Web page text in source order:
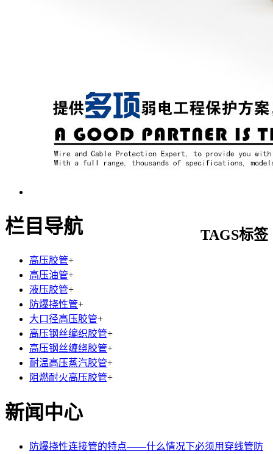
TAGS标签
栏目导航
高压胶管+
高压油管+
液压胶管+
防爆挠性管+
大口径高压胶管+
高压钢丝编织胶管+
高压钢丝缠绕胶管+
耐温高压蒸汽胶管+
阻燃耐火高压胶管+
新闻中心
防爆挠性连接管的特点——什么情况下必须用穿线管防